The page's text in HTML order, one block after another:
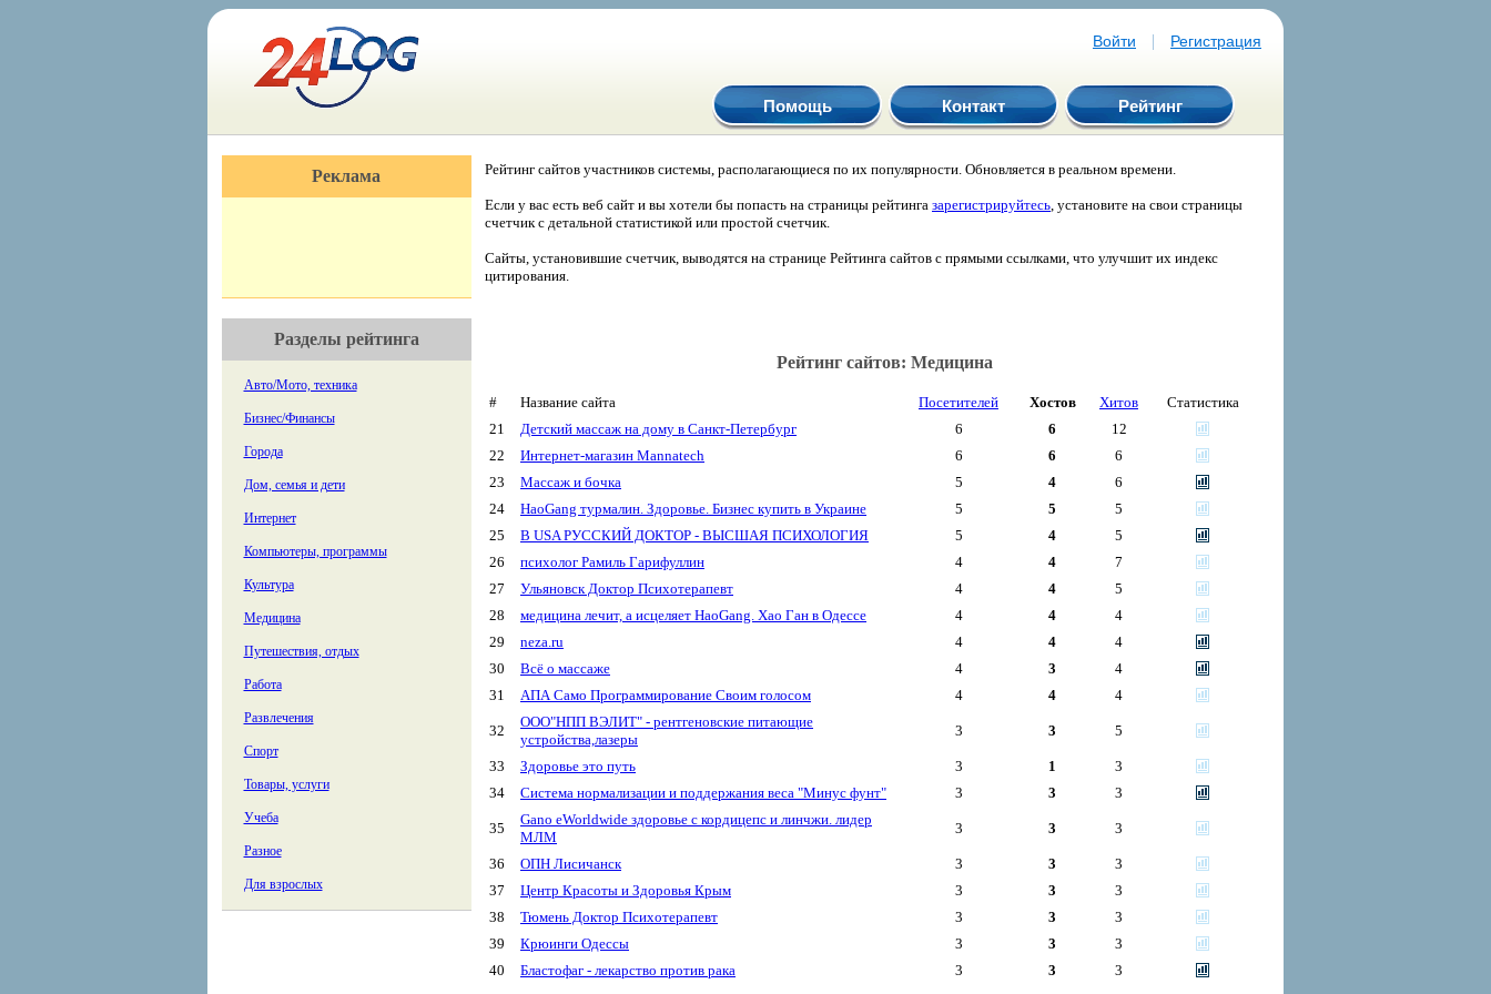
Войти | Регистрация
Помощь Контакт Рейтинг
Реклама
Разделы рейтинга
Авто/Мото, техника
Бизнес/Финансы
Города
Дом, семья и дети
Интернет
Компьютеры, программы
Культура
Медицина
Путешествия, отдых
Работа
Развлечения
Спорт
Товары, услуги
Учеба
Разное
Для взрослых
Рейтинг сайтов участников системы, располагающиеся по их популярности. Обновляется в реальном времени.
Если у вас есть веб сайт и вы хотели бы попасть на страницы рейтинга зарегистрируйтесь, установите на свои страницы
счетчик с детальной статистикой или простой счетчик.
Сайты, установившие счетчик, выводятся на странице Рейтинга сайтов с прямыми ссылками, что улучшит их индекс
цитирования.
Рейтинг сайтов: Медицина
# Название сайта Посетителей Хостов Хитов
Статистика
21
Детский массаж на дому в Санкт-Петербург 6 6
12
22
Интернет-магазин Mannatech 6 6
6
23
Массаж и бочка 5 4
6
24
HaoGang турмалин. Здоровье. Бизнес купить в Украине 5 5
5
25
В USA РУССКИЙ ДОКТОР - ВЫСШАЯ ПСИХОЛОГИЯ 5 4
5
26
психолог Рамиль Гарифуллин 4 4
7
27
Ульяновск Доктор Психотерапевт 4 4
5
28
медицина лечит, а исцеляет HaoGang. Хао Ган в Одессе 4 4
4
29
neza.ru 4 4
4
30
Всё о массаже 4 3
4
31
АПА Само Программирование Своим голосом 4 4 4
32
ООО"НПП ВЭЛИТ" - рентгеновские питающие
устройства,лазеры
3 3 5
33 Здоровье это путь 3 1
3
34
Система нормализации и поддержания веса "Минус фунт" 3 3 3
35
Gano eWorldwide здоровье с кордицепс и линчжи. лидер
МЛМ
3 3 3
36 ОПН Лисичанск 3 3
3
37
Центр Красоты и Здоровья Крым 3 3
3
38
Тюмень Доктор Психотерапевт 3 3
3
39
Крюинги Одессы 3 3
3
40
Бластофаг - лекарство против рака 3 3 3